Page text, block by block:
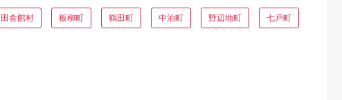
田舎館村 板柳町 鶴田町 中泊町 野辺地町 七戸町